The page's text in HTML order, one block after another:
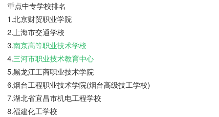
重点中专学校排名
1.北京财贸职业学院
2.上海市交通学校
3.南京高等职业技术学校
4.三河市职业技术教育中心
5.黑龙江工商职业技术学院
6.烟台工程职业技术学院(烟台高级技工学校)
7.湖北省宜昌市机电工程学校
8.福建化工学校